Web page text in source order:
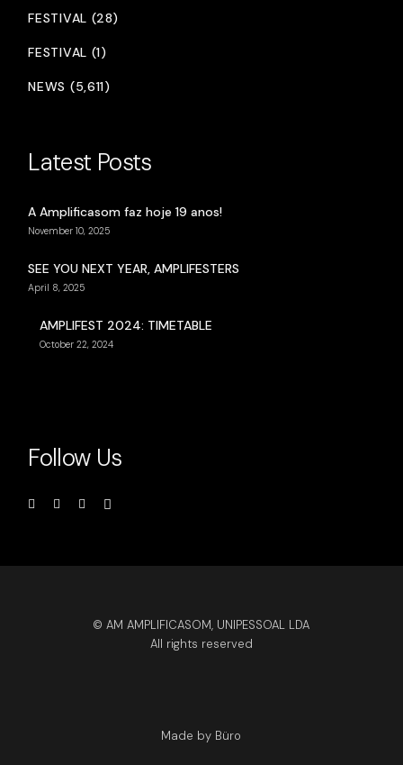
FESTIVAL (28)
FESTIVAL (1)
NEWS (5,611)
Latest Posts
A Amplificasom faz hoje 19 anos!
November 10, 2025
SEE YOU NEXT YEAR, AMPLIFESTERS
April 8, 2025
AMPLIFEST 2024: TIMETABLE
October 22, 2024
Follow Us
© AM AMPLIFICASOM, UNIPESSOAL LDA
All rights reserved
Made by Büro